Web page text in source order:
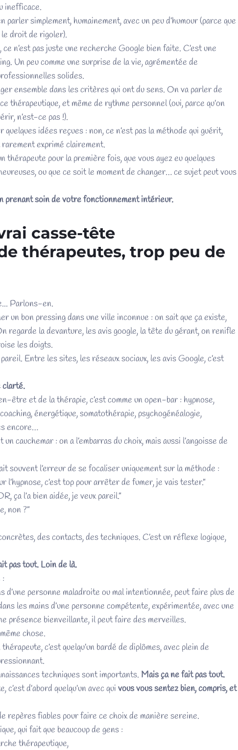
inefficace.
parler simplement, humainement, avec un peu d’humour (parce que
le droit de rigoler).
n’est pas juste une recherche Google bien faite. C’est une
Un peu comme une surprise de la vie, agrémentée de
solides.
ensemble dans les critères qui ont du sens. On va parler de
thérapeutique, et même de rythme personnel (oui, parce qu’on
n’est-ce pas !).
idées reçues : non, ce n’est pas la méthode qui guérit,
rarement exprimé clairement.
thérapeute pour la première fois, que vous ayez eu quelques
ou que ce soit le moment de changer… ce sujet peut vous
prenant soin de votre fonctionnement intérieur.
casse-tête
thérapeutes, trop peu de
Parlons-en.
un bon pressing dans une ville inconnue : on sait que ça existe,
regarde la devanture, les avis google, la tête du gérant, on renifle
les doigts.
Entre les sites, les réseaux sociaux, les avis Google, c’est
clarté.
être et de la thérapie, c’est comme un open-bar : hypnose,
énergétique, somatothérapie, psychogénéalogie,
encore…
cauchemar : on a l’embarras du choix, mais aussi l’angoisse de
souvent l’erreur de se focaliser uniquement sur la méthode :
l’hypnose, c’est top pour arrêter de fumer, je vais tester.”
ça l’a bien aidée, je veux pareil.”
non ?”
des contacts, des techniques. C’est un réflexe logique,
pas tout. Loin de là.
:
d’une personne maladroite ou mal intentionnée, peut faire plus de
les mains d’une personne compétente, expérimentée, avec une
présence bienveillante, il peut faire des merveilles.
chose.
c’est quelqu’un bardé de diplômes, avec plein de
techniques sont importants. Mais ça ne fait pas tout.
d’abord quelqu’un avec qui vous vous sentez bien, compris, et
repères fiables pour faire ce choix de manière sereine.
qui fait que beaucoup de gens :
thérapeutique,